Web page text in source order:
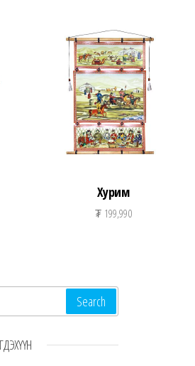
Хурим
₮199,990
Search